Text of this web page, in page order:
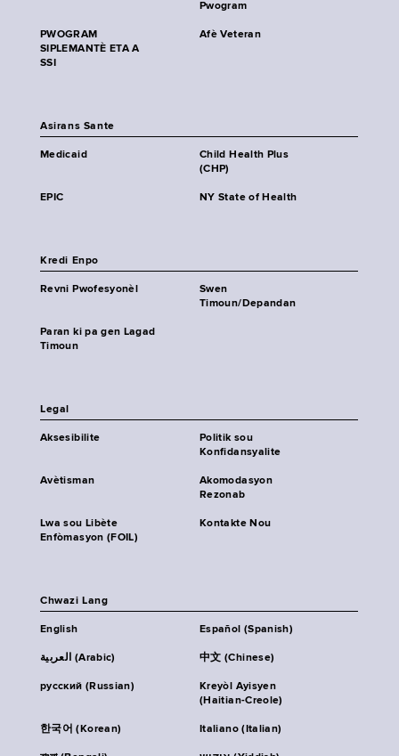
Pwogram
PWOGRAM
SIPLEMANTÈ ETA A
SSI
Afè Veteran
Asirans Sante
Medicaid
Child Health Plus
(CHP)
EPIC NY State of Health
Kredi Enpo
Revni Pwofesyonèl
Swen
Timoun/Depandan
Paran ki pa gen Lagad
Timoun
Legal
Aksesibilite
Politik sou
Konfidansyalite
Avètisman
Akomodasyon
Rezonab
Lwa sou Libète
Enfòmasyon (FOIL)
Kontakte Nou
Chwazi Lang
English Español (Spanish)
العربية (Arabic) 中文 (Chinese)
русский (Russian)
Kreyòl Ayisyen
(Haitian-Creole)
한국어 (Korean) Italiano (Italian)